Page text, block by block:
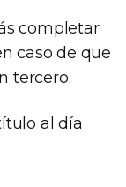
completar
caso de que
tercero.
al día